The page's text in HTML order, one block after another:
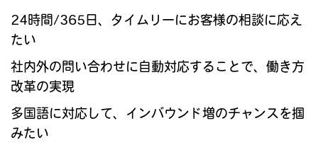
24時間/365日、タイムリーにお客様の相談に応え
たい
社内外の問い合わせに自動対応することで、働き方
改革の実現
多国語に対応して、インバウンド増のチャンスを掴
みたい